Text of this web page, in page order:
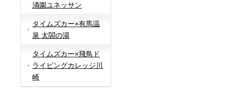
涌園ユネッサン
タイムズカー×有馬温
泉 太閤の湯
タイムズカー×飛鳥ド
ライビングカレッジ川
崎